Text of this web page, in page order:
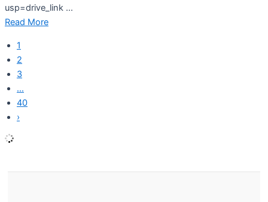
usp=drive_link ...
Read More
1
2
3
…
40
›